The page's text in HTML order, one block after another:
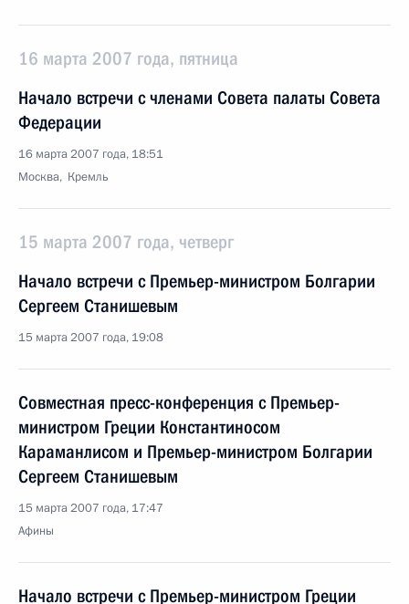
16 марта 2007 года, пятница
Начало встречи с членами Совета палаты Совета
Федерации
16 марта 2007 года, 18:51
Москва, Кремль
15 марта 2007 года, четверг
Начало встречи с Премьер-министром Болгарии
Сергеем Станишевым
15 марта 2007 года, 19:08
Совместная пресс-конференция с Премьер-
министром Греции Константиносом
Караманлисом и Премьер-министром Болгарии
Сергеем Станишевым
15 марта 2007 года, 17:47
Афины
Начало встречи с Премьер-министром Греции